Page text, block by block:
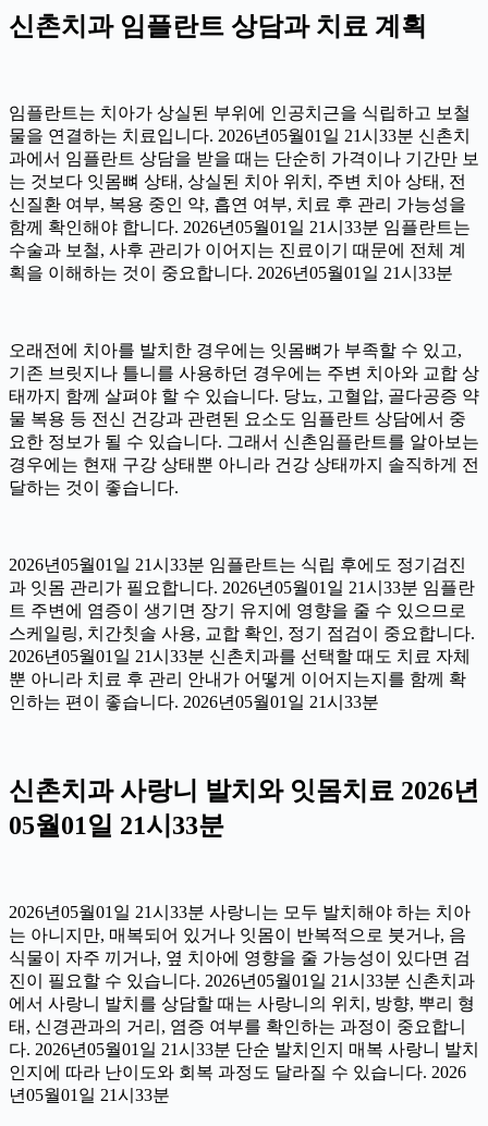
신촌치과 임플란트 상담과 치료 계획
임플란트는 치아가 상실된 부위에 인공치근을 식립하고 보철
물을 연결하는 치료입니다. 2026년05월01일 21시33분 신촌치
과에서 임플란트 상담을 받을 때는 단순히 가격이나 기간만 보
는 것보다 잇몸뼈 상태, 상실된 치아 위치, 주변 치아 상태, 전
신질환 여부, 복용 중인 약, 흡연 여부, 치료 후 관리 가능성을
함께 확인해야 합니다. 2026년05월01일 21시33분 임플란트는
수술과 보철, 사후 관리가 이어지는 진료이기 때문에 전체 계
획을 이해하는 것이 중요합니다. 2026년05월01일 21시33분
오래전에 치아를 발치한 경우에는 잇몸뼈가 부족할 수 있고,
기존 브릿지나 틀니를 사용하던 경우에는 주변 치아와 교합 상
태까지 함께 살펴야 할 수 있습니다. 당뇨, 고혈압, 골다공증 약
물 복용 등 전신 건강과 관련된 요소도 임플란트 상담에서 중
요한 정보가 될 수 있습니다. 그래서 신촌임플란트를 알아보는
경우에는 현재 구강 상태뿐 아니라 건강 상태까지 솔직하게 전
달하는 것이 좋습니다.
2026년05월01일 21시33분 임플란트는 식립 후에도 정기검진
과 잇몸 관리가 필요합니다. 2026년05월01일 21시33분 임플란
트 주변에 염증이 생기면 장기 유지에 영향을 줄 수 있으므로
스케일링, 치간칫솔 사용, 교합 확인, 정기 점검이 중요합니다.
2026년05월01일 21시33분 신촌치과를 선택할 때도 치료 자체
뿐 아니라 치료 후 관리 안내가 어떻게 이어지는지를 함께 확
인하는 편이 좋습니다. 2026년05월01일 21시33분
신촌치과 사랑니 발치와 잇몸치료 2026년
05월01일 21시33분
2026년05월01일 21시33분 사랑니는 모두 발치해야 하는 치아
는 아니지만, 매복되어 있거나 잇몸이 반복적으로 붓거나, 음
식물이 자주 끼거나, 옆 치아에 영향을 줄 가능성이 있다면 검
진이 필요할 수 있습니다. 2026년05월01일 21시33분 신촌치과
에서 사랑니 발치를 상담할 때는 사랑니의 위치, 방향, 뿌리 형
태, 신경관과의 거리, 염증 여부를 확인하는 과정이 중요합니
다. 2026년05월01일 21시33분 단순 발치인지 매복 사랑니 발치
인지에 따라 난이도와 회복 과정도 달라질 수 있습니다. 2026
년05월01일 21시33분